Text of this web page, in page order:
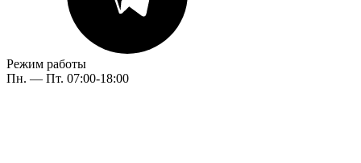
Режим работы
Пн. — Пт. 07:00-18:00